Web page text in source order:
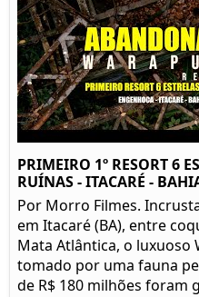
PRIMEIRO 1º RESORT 6
RUÍNAS - ITACARÉ -
Por Morro Filmes.
em Itacaré (BA), entre
Mata Atlântica, o luxuoso
tomado por uma fauna
de R$ 180 milhões foram